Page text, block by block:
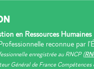
en Ressources Humaines
reconnue par
enregistrée au RNCP (
Général de France Compétences